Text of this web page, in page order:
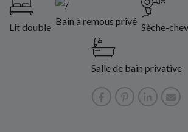
Lit double
Bain à remous privé
Sèche-
Salle de bain privative